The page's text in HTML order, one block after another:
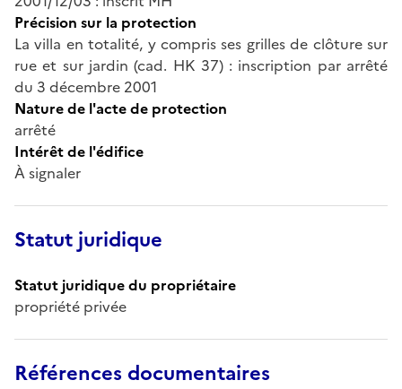
Précision sur la protection
La villa en totalité, y compris ses grilles de clôture sur
rue et sur jardin (cad. HK 37) : inscription par arrêté
du 3 décembre 2001
Nature de l'acte de protection
arrêté
Intérêt de l'édifice
À signaler
Statut juridique
Statut juridique du propriétaire
propriété privée
Références documentaires